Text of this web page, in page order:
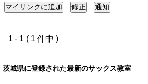
1 - 1 ( 1 件中 )
茨城県に登録された最新のサックス教室